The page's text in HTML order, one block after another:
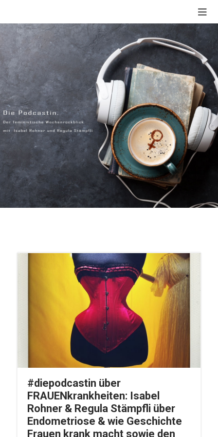
#diepodcastin über
FRAUENkrankheiten: Isabel
Rohner & Regula Stämpfli über
Endometriose & wie Geschichte
Frauen krank macht sowie den